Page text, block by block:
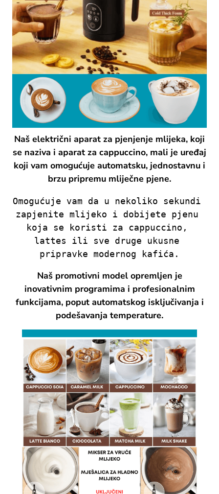
Naš električni aparat za pjenjenje mlijeka, koji
se naziva i aparat za cappuccino, mali je uređaj
koji vam omogućuje automatsku, jednostavnu i
brzu pripremu mliječne pjene.
Omogućuje vam da u nekoliko sekundi
zapjenite mlijeko i dobijete pjenu
koja se koristi za cappuccino,
lattes ili sve druge ukusne
pripravke modernog kafića.
Naš promotivni model opremljen je
inovativnim programima i profesionalnim
funkcijama, poput automatskog isključivanja i
podešavanja temperature.